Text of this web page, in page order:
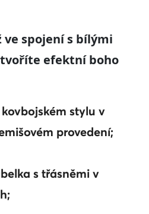
spojení s bílými
efektní boho
stylu v
provedení;
s třásněmi v